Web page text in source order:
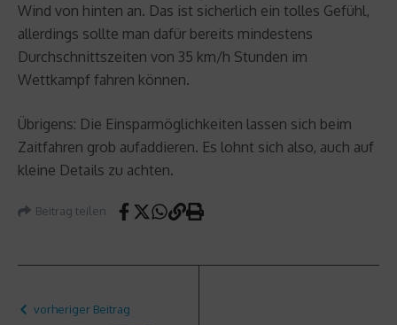
Wind von hinten an. Das ist sicherlich ein tolles Gefühl,
allerdings sollte man dafür bereits mindestens
Durchschnittszeiten von 35 km/h Stunden im
Wettkampf fahren können.
Übrigens: Die Einsparmöglichkeiten lassen sich beim
Zaitfahren grob aufaddieren. Es lohnt sich also, auch auf
kleine Details zu achten.
Beitrag teilen
vorheriger Beitrag